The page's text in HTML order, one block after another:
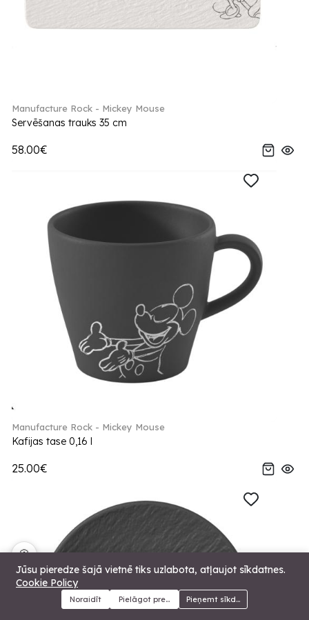
Menu Kategorijas Meklēt Grozs
Manufacture Rock - Mickey Mouse
Servēšanas trauks 35 cm
58.00€
Manufacture Rock - Mickey Mouse
Kafijas tase 0,16 l
25.00€
Jūsu pieredze šajā vietnē tiks uzlabota, atļaujot sīkdatnes.
Cookie Policy
Noraidīt Pielāgot preferencesPieņemt sīkdatnes
🍪